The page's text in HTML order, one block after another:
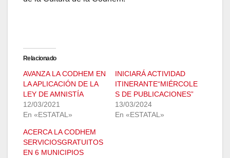
Relacionado
AVANZA LA CODHEM EN
LA APLICACIÓN DE LA
LEY DE AMNISTÍA
12/03/2021
En «ESTATAL»
INICIARÁ ACTIVIDAD
ITINERANTE“MIÉRCOLE
S DE PUBLICACIONES”
13/03/2024
En «ESTATAL»
ACERCA LA CODHEM
SERVICIOSGRATUITOS
EN 6 MUNICIPIOS